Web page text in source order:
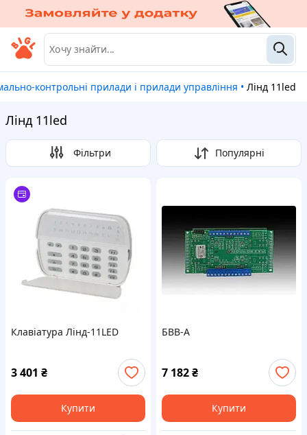
контрольні прилади і прилади управління • Лінд 11led
Лінд 11led
Фільтри Популярні
Клавіатура Лінд-11LED
3 401 ₴
Купити
БВВ-А
7 182₴
Купити